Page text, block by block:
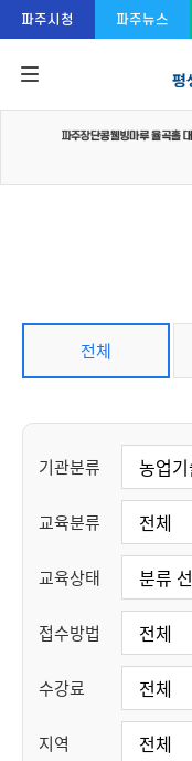
파주시청 파주뉴스
전체
기관분류
교육분류
교육상태
접수방법
수강료
지역